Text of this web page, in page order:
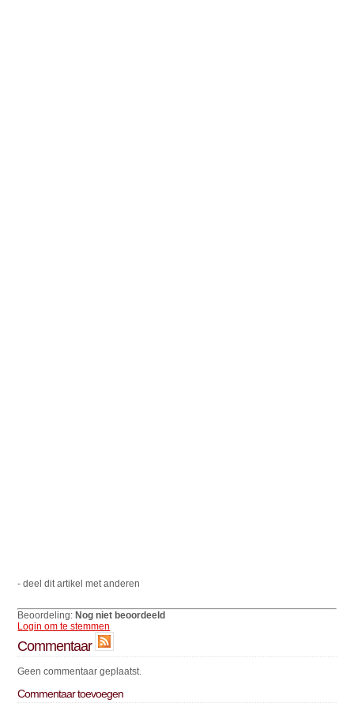
- deel dit artikel met anderen
Beoordeling: Nog niet beoordeeld
Login om te stemmen
Commentaar
Geen commentaar geplaatst.
Commentaar toevoegen